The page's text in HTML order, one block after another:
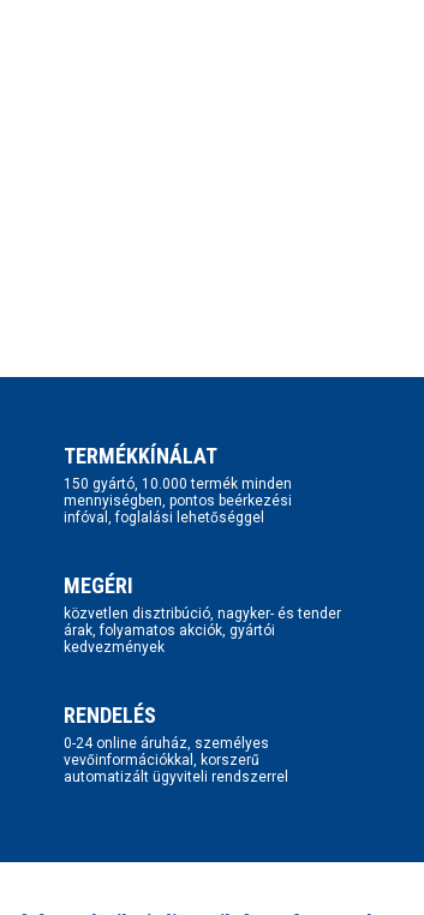
TERMÉKKÍNÁLAT
150 gyártó, 10.000 termék minden
mennyiségben, pontos beérkezési
infóval, foglalási lehetőséggel
MEGÉRI
közvetlen disztribúció, nagyker- és tender
árak, folyamatos akciók, gyártói
kedvezmények
RENDELÉS
0-24 online áruház, személyes
vevőinformációkkal, korszerű
automatizált ügyviteli rendszerrel